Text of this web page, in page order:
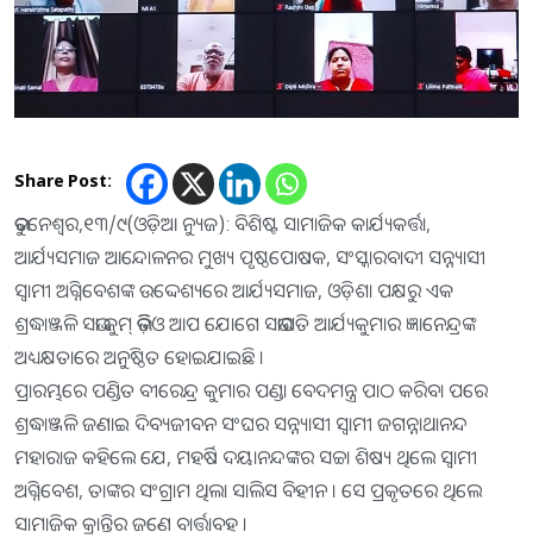
Share Post:
ଭୁବନେଶ୍ୱର,୧୩/୯(ଓଡ଼ିଆ ନ୍ୟୁଜ): ବିଶିଷ୍ଟ ସାମାଜିକ କାର୍ଯ୍ୟକର୍ତ୍ତା,
ଆର୍ଯ୍ୟସମାଜ ଆନ୍ଦୋଳନର ମୁଖ୍ୟ ପୃଷ୍ଠପୋଷକ, ସଂସ୍କାରବାଦୀ ସନ୍ନ୍ୟାସୀ
ସ୍ୱାମୀ ଅଗ୍ନିବେଶଙ୍କ ଉଦ୍ଦେଶ୍ୟରେ ଆର୍ଯ୍ୟସମାଜ, ଓଡ଼ିଶା ପକ୍ଷରୁ ଏକ
ଶ୍ରଦ୍ଧାଞ୍ଜଳି ସଭା ଜୁମ୍ ଭିଡ଼ିଓ ଆପ ଯୋଗେ ସଭାପତି ଆର୍ଯ୍ୟକୁମାର ଜ୍ଞାନେନ୍ଦ୍ରଙ୍କ
ଅଧ୍ୟକ୍ଷତାରେ ଅନୁଷ୍ଠିତ ହୋଇଯାଇଛି ।
ପ୍ରାରମ୍ଭରେ ପଣ୍ଡିତ ବୀରେନ୍ଦ୍ର କୁମାର ପଣ୍ଡା ବେଦମନ୍ତ୍ର ପାଠ କରିବା ପରେ
ଶ୍ରଦ୍ଧାଞ୍ଜଳି ଜଣାଇ ଦିବ୍ୟଜୀବନ ସଂଘର ସନ୍ନ୍ୟାସୀ ସ୍ୱାମୀ ଜଗନ୍ନାଥାନନ୍ଦ
ମହାରାଜ କହିଲେ ଯେ, ମହର୍ଷି ଦୟାନନ୍ଦଙ୍କର ସଚ୍ଚା ଶିଷ୍ୟ ଥିଲେ ସ୍ୱାମୀ
ଅଗ୍ନିବେଶ, ତାଙ୍କର ସଂଗ୍ରାମ ଥିଲା ସାଲିସ ବିହୀନ । ସେ ପ୍ରକୃତରେ ଥିଲେ
ସାମାଜିକ କ୍ରାନ୍ତିର ଜଣେ ବାର୍ତ୍ତାବହ ।